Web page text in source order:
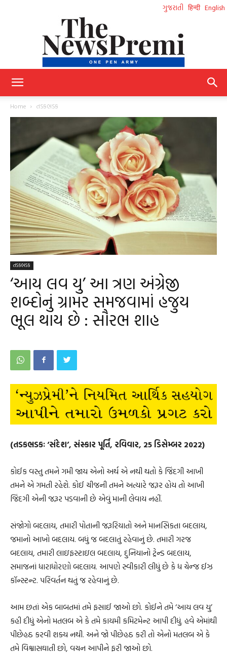
ગુજરાતી हिन्दी English
Gujarati
Home તડકભડક
તડકભડક
‘આય લવ યુ’ આ ત્રણ અંગ્રેજી
શબ્દોનું ગ્રામર સમજવામાં હજુય
ભૂલ થાય છે : સૌરભ શાહ
(તડકભડકઃ ‘સંદેશ’, સંસ્કાર પૂર્તિ, રવિવાર, 25 ડિસેમ્બર 2022)
કોઈક વસ્તુ તમને ગમી જાય એનો અર્થ એ નથી થતો કે જિંદગી આખી
તમને એ ગમતી રહેશે. કોઈ ચીજની તમને અત્યારે જરૂર હોય તો આખી
જિંદગી એની જરૂર પડવાની છે એવું માની લેવાય નહીં.
સંજોગો બદલાય, તમારી પોતાની જરૂરિયાતો અને માનસિકતા બદલાય,
જમાનો આખો બદલાય. બધું જ બદલાતું રહેવાનું છે. તમારી ગરજ
બદલાય, તમારી લાઇફસ્ટાઇલ બદલાય, દુનિયાનો ટ્રેન્ડ બદલાય,
સમાજનાં ધારાધોરણો બદલાય. આપણે સ્વીકારી લીધું છે કે ધ ચેન્જ ઈઝ
કૉન્સ્ટન્ટ. પરિવર્તન થતું જ રહેવાનું છે.
આમ છતાં એક બાબતમાં તમે ફસાઈ જાઓ છો. કોઈને તમે ‘આય લવ યુ’
કહી દીધું એનો મતલબ એ કે તમે કાયમી કમિટમેન્ટ આપી દીધું. હવે એમાંથી
પીછેહઠ કરવી શક્ય નથી. અને જો પીછેહઠ કરી તો એનો મતલબ એ કે
તમે વિશ્વાસઘાતી છો, વચન આપીને ફરી જાઓ છો.